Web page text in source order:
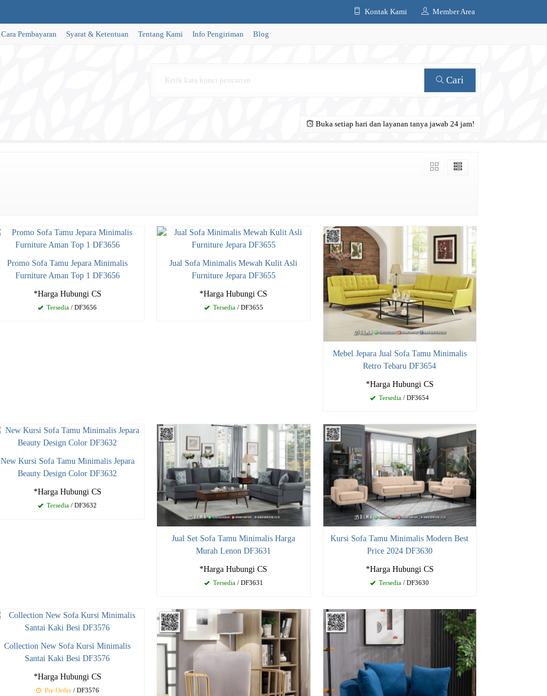
Kontak Kami Member Area
Cara Pembayaran Syarat & Ketentuan Tentang Kami Info Pengiriman Blog
Cari
Buka setiap hari dan layanan tanya jawab 24 jam!
Promo Sofa Tamu Jepara Minimalis
Furniture Aman Top 1 DF3656
*Harga Hubungi CS
Tersedia / DF3656
Jual Sofa Minimalis Mewah Kulit Asli
Furniture Jepara DF3655
*Harga Hubungi CS
Tersedia/ DF3655
Mebel Jepara Jual Sofa Tamu Minimalis
Retro Tebaru DF3654
*Harga Hubungi CS
Tersedia / DF3654
New Kursi Sofa Tamu Minimalis Jepara
Beauty Design Color DF3632
*Harga Hubungi CS
Tersedia / DF3632
Jual Set Sofa Tamu Minimalis Harga
Murah Lenon DF3631
*Harga Hubungi CS
Tersedia/ DF3631
Kursi Sofa Tamu Minimalis Modern Best
Price 2024 DF3630
*Harga Hubungi CS
Tersedia / DF3630
Collection New Sofa Kursi Minimalis
Santai Kaki Besi DF3576
*Harga Hubungi CS
Pre Order/ DF3576